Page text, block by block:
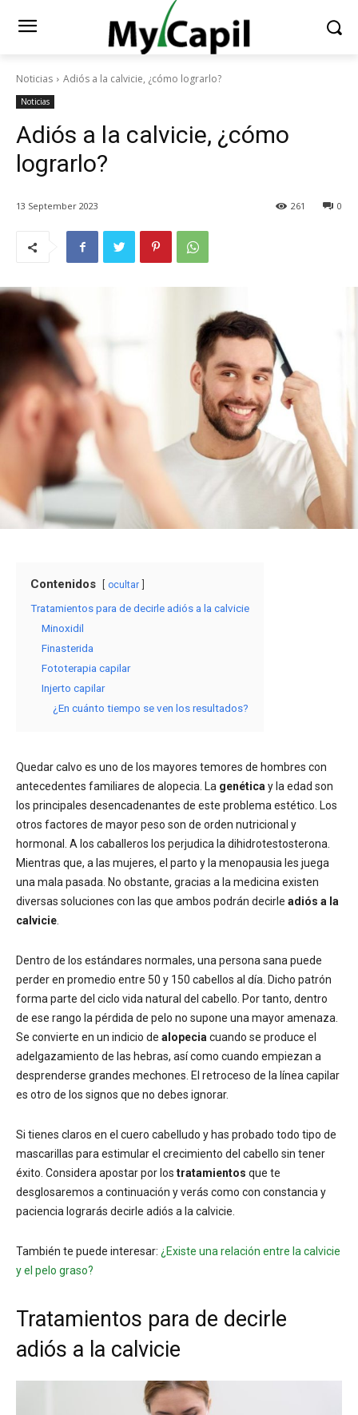
Noticias Adiós a la calvicie, ¿cómo lograrlo?
Noticias
Adiós a la calvicie, ¿cómo
lograrlo?
13 September 2023 0
261
Contenidos ocultar
Tratamientos para de decirle adiós a la calvicie
Minoxidil
Finasterida
Fototerapia capilar
Injerto capilar
¿En cuánto tiempo se ven los resultados?
Quedar calvo es uno de los mayores temores de hombres con
antecedentes familiares de alopecia. La genética y la edad son
los principales desencadenantes de este problema estético. Los
otros factores de mayor peso son de orden nutricional y
hormonal. A los caballeros los perjudica la dihidrotestosterona.
Mientras que, a las mujeres, el parto y la menopausia les juega
una mala pasada. No obstante, gracias a la medicina existen
diversas soluciones con las que ambos podrán decirle adiós a la
calvicie
Dentro de los estándares normales, una persona sana puede
perder en promedio entre 50 y 150 cabellos al día. Dicho patrón
forma parte del ciclo vida natural del cabello. Por tanto, dentro
de ese rango la pérdida de pelo no supone una mayor amenaza.
Se convierte en un indicio de alopecia cuando se produce el
adelgazamiento de las hebras, así como cuando empiezan a
desprenderse grandes mechones. El retroceso de la línea capilar
es otro de los signos que no debes ignorar.
Si tienes claros en el cuero cabelludo y has probado todo tipo de
mascarillas para estimular el crecimiento del cabello sin tener
éxito. Considera apostar por los tratamientos que te
desglosaremos a continuación y verás como con constancia y
paciencia lograrás decirle adiós a la calvicie.
También te puede interesar: ¿Existe una relación entre la calvicie
y el pelo graso?
Tratamientos para de decirle
adiós a la calvicie